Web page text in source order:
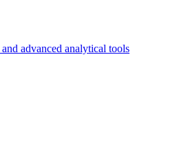
and advanced analytical tools